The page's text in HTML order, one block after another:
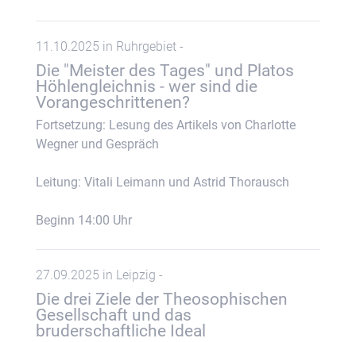
11.10.2025 in Ruhrgebiet -
Die "Meister des Tages" und Platos
Höhlengleichnis - wer sind die
Vorangeschrittenen?
Fortsetzung: Lesung des Artikels von Charlotte
Wegner und Gespräch
Leitung: Vitali Leimann und Astrid Thorausch
Beginn 14:00 Uhr
27.09.2025 in Leipzig -
Die drei Ziele der Theosophischen
Gesellschaft und das
bruderschaftliche Ideal